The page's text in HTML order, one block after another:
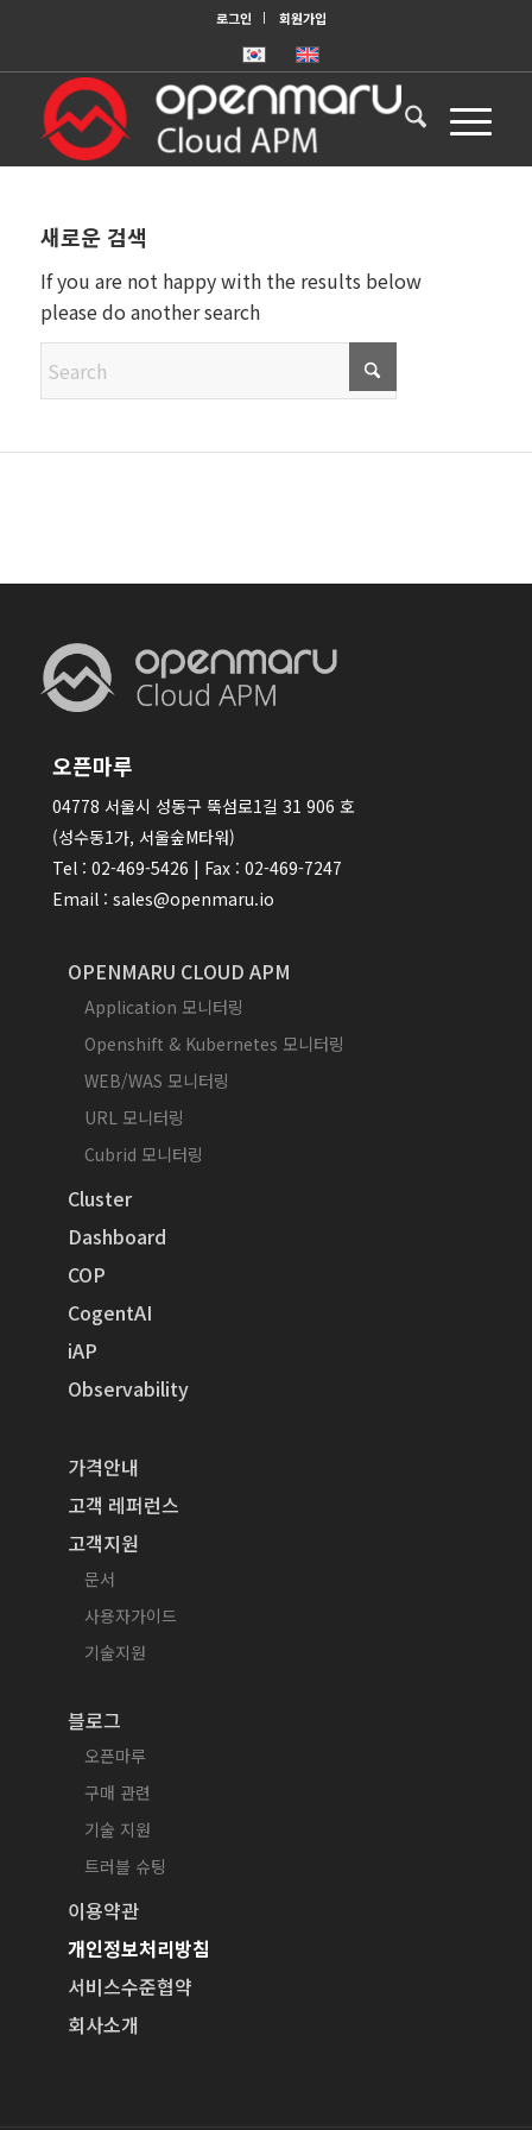
로그인 회원가입
새로운 검색
If you are not happy with the results below
please do another search
오픈마루
04778 서울시 성동구 뚝섬로1길 31 906 호
(성수동1가, 서울숲M타워)
Tel : 02-469-5426 | Fax : 02-469-7247
Email : sales@openmaru.io
OPENMARU CLOUD APM
Application 모니터링
Openshift & Kubernetes 모니터링
WEB/WAS 모니터링
URL 모니터링
Cubrid 모니터링
Cluster
Dashboard
COP
CogentAI
iAP
Observability
가격안내
고객 레퍼런스
고객지원
문서
사용자가이드
기술지원
블로그
오픈마루
구매 관련
기술 지원
트러블 슈팅
이용약관
개인정보처리방침
서비스수준협약
회사소개